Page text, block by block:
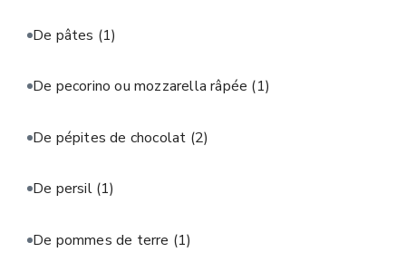
De pâtes (1)
De pecorino ou mozzarella râpée (1)
De pépites de chocolat (2)
De persil (1)
De pommes de terre (1)